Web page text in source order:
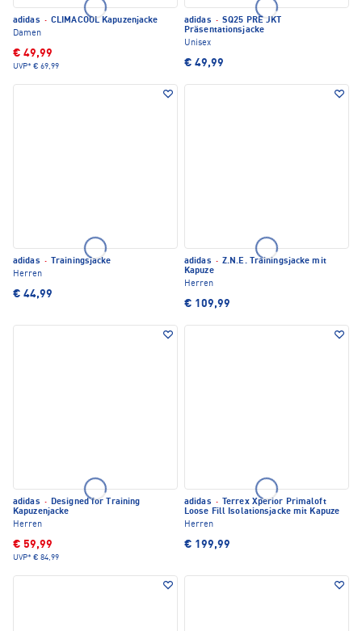
adidas · CLIMACOOL Kapuzenjacke
Damen
€ 49,99
UVP* € 69,99
adidas · SQ25 PRE JKT
Präsentationsjacke
Unisex
€ 49,99
adidas ·
Trainingsjacke
Herren
€ 44,99
adidas · Z.N.E. Trainingsjacke mit
Kapuze
Herren
€ 109,99
adidas · Designed for Training
Kapuzenjacke
Herren
€ 59,99
UVP* € 84,99
adidas ·
Terrex Xperior Primaloft
Loose Fill Isolationsjacke mit Kapuze
Herren
€ 199,99